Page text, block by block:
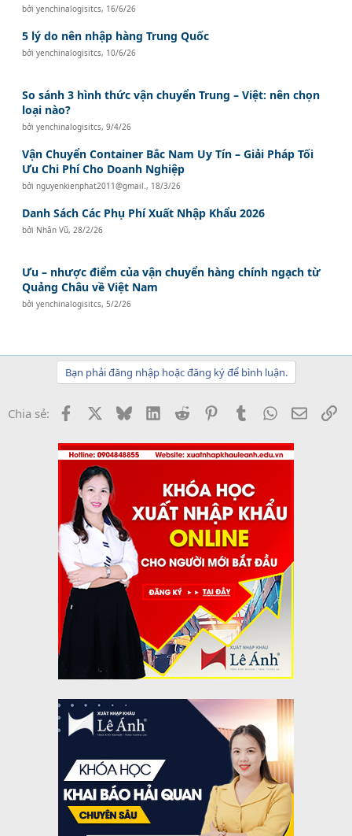
bởiyenchinalogisitcs, 16/6/26
5 lý do nên nhập hàng Trung Quốc
bởiyenchinalogisitcs, 10/6/26
So sánh 3 hình thức vận chuyển Trung – Việt: nên chọn
loại nào?
bởiyenchinalogisitcs,9/4/26
Vận Chuyển Container Bắc Nam Uy Tín – Giải Pháp Tối
Ưu Chi Phí Cho Doanh Nghiệp
bởinguyenkienphat2011@gmail., 18/3/26
Danh Sách Các Phụ Phí Xuất Nhập Khẩu 2026
bởi Nhân Vũ,28/2/26
Ưu – nhược điểm của vận chuyển hàng chính ngạch từ
Quảng Châu về Việt Nam
bởiyenchinalogisitcs,5/2/26
Bạn phải đăng nhập hoặc đăng ký để bình luận.
Chia sẻ: Facebook BlueskyLinkedInReddit PinterestTumblrWhatsApp
Email